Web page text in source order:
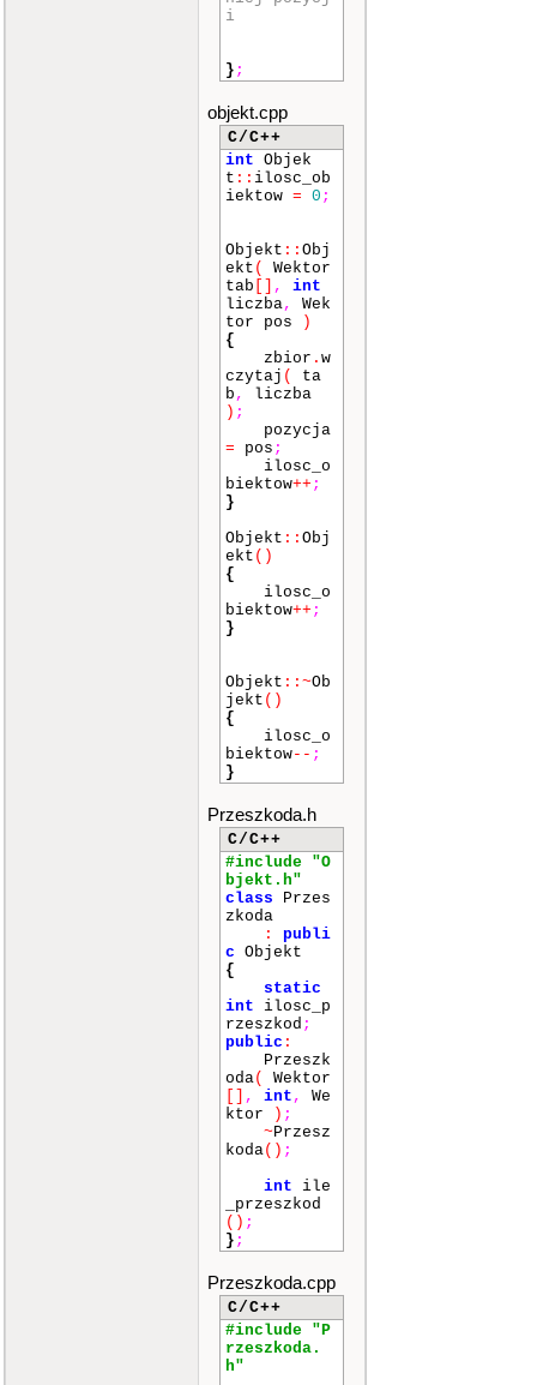
i
} ;
objekt.cpp
C/C++
int Objek
t :: ilosc_ob
iektow = 0 ;
Objekt :: Obj
ekt (
Wektor
tab
,
int
liczba,
Wek
tor pos
)
{
zbior . w
czytaj (
ta
b ,
liczba
) ;
pozycja
= pos ;
ilosc_o
biektow++ ;
}
Objekt :: Obj
ekt ()
{
ilosc_o
biektow++ ;
}
Objekt :: ~Ob
jekt ()
{
ilosc_o
biektow-- ;
}
Przeszkoda.h
C/C++
#include "O
bjekt.h"
class Przes
zkoda
:
publi
c Objekt
{
static
int ilosc_p
rzeszkod ;
public :
Przeszk
oda(
Wektor
, int ,
We
ktor
) ;
~Przesz
koda() ;
int ile
_przeszkod
() ;
} ;
Przeszkoda.cpp
C/C++
#include "P
rzeszkoda.
h"